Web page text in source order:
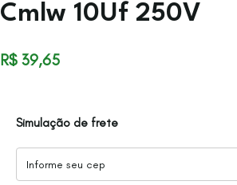
Cmlw 10Uf 250V
R$ 39,65
Simulação de frete